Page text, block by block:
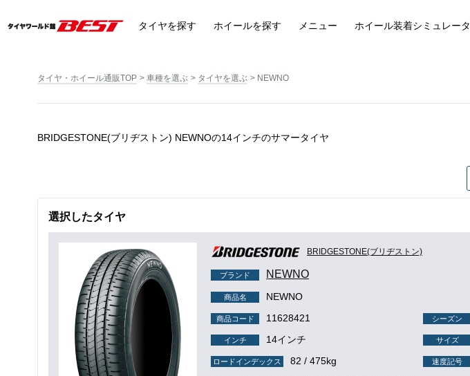
タイヤを探す ホイールを探す メニュー ホイール装着シミュレータ
タイヤ・ホイール通販TOP 車種を選ぶ タイヤを選ぶ NEWNO
BRIDGESTONE(ブリヂストン) NEWNOの14インチのサマータイヤ
選択したタイヤ
BRIDGESTONE(ブリヂストン)
ブランド NEWNO
商品名 NEWNO
商品コード 11628421 シーズン
インチ 14インチ サイズ
ロードインデックス 82 / 475kg 速度記号